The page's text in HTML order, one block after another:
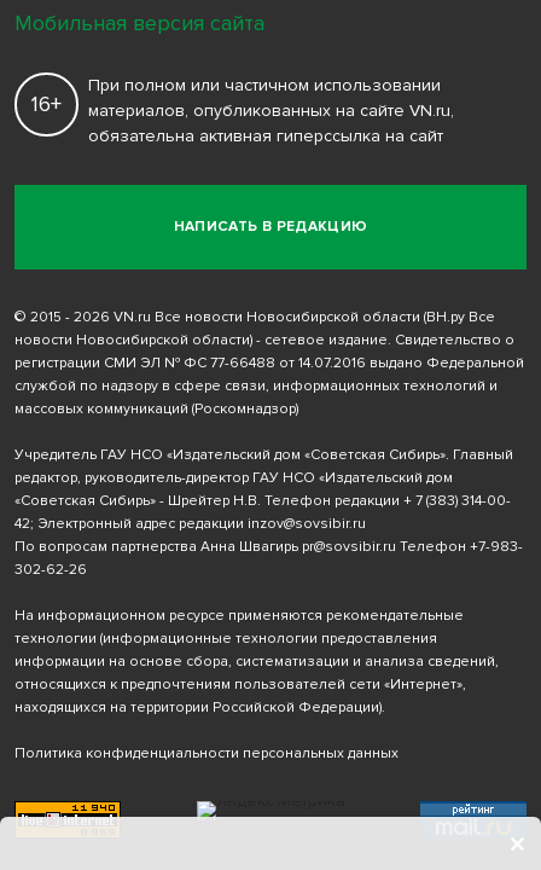
НАПИСАТЬ В РЕДАКЦИЮ
16+
При полном или частичном использовании
материалов, опубликованных на сайте VN.ru,
обязательна активная гиперссылка на сайт
© 2015 - 2026 VN.ru Все новости Новосибирской области (ВН.ру Все
новости Новосибирской области) - сетевое издание. Свидетельство о
регистрации СМИ ЭЛ № ФС 77-66488 от 14.07.2016 выдано Федеральной
службой по надзору в сфере связи, информационных технологий и
массовых коммуникаций (Роскомнадзор)
Учредитель ГАУ НСО «Издательский дом «Советская Сибирь». Главный
редактор, руководитель-директор ГАУ НСО «Издательский дом
«Советская Сибирь» - Шрейтер Н.В. Телефон редакции + 7 (383) 314-00-
42; Электронный адрес редакции inzov@sovsibir.ru
По вопросам партнерства Анна Швагирь pr@sovsibir.ru Телефон +7-983-
302-62-26
На информационном ресурсе применяются рекомендательные
технологии (информационные технологии предоставления
информации на основе сбора, систематизации и анализа сведений,
относящихся к предпочтениям пользователей сети «Интернет»,
находящихся на территории Российской Федерации).
Политика конфиденциальности персональных данных
Мобильная версия сайта